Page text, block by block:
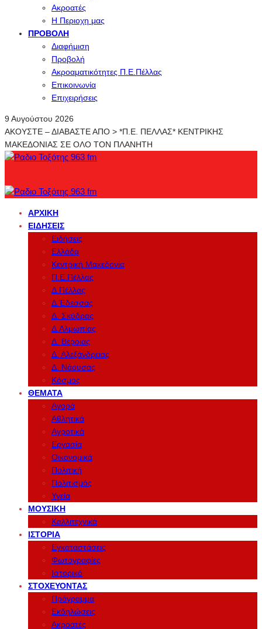
Ακροατές
Η Περιοχη μας
ΠΡΟΒΟΛΉ
Διαφήμιση
Προβολή
Ακροαματικότητες Π.Ε.Πέλλας
Επικοινωνία
Επιχειρήσεις
9 Αυγούστου 2026
ΑΚΟΥΣΤΕ – ΔΙΑΒΑΣΤΕ ΑΠΟ > *Π.Ε. ΠΕΛΛΑΣ* ΚΕΝΤΡΙΚΗΣ
ΜΑΚΕΔΟΝΙΑΣ ΣΕ ΟΛΟ ΤΟΝ ΠΛΑΝΗΤΗ
ΑΡΧΙΚΉ
ΕΙΔΉΣΕΙΣ
Ειδήσεις
Ελλάδα
Κεντρική Μακεδονία
Π.Ε.Πέλλας
Δ.Πέλλας
Δ.Έδεσσας
Δ. Σκύδρας
Δ.Αλμωπίας
Δ. Βέροιας
Δ. Αλεξάνδρειας
Δ. Νάουσας
Κόσμος
ΘΈΜΑΤΑ
Αγορά
Αθλητικά
Αγροτικά
Εργασία
Οικονομικά
Πολιτική
Πολιτισμός
Υγεία
ΜΟΥΣΙΚΉ
Καλλιτεχνικά
ΙΣΤΟΡΊΑ
Εγκαταστάσεις
Φωτογραφίες
Ιστορικό
ΣΤΟΧΕΎΟΝΤΑΣ
Πρόγραμμα
Εκδηλώσεις
Ακροατές